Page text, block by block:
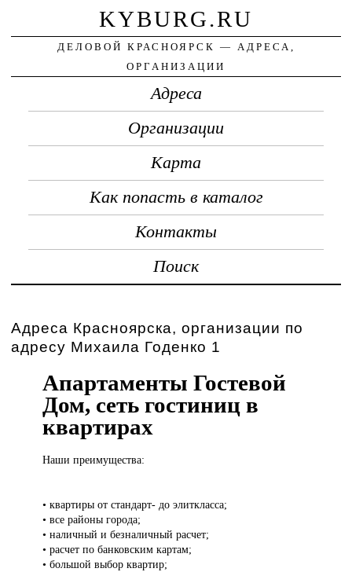
KYBURG.RU
ДЕЛОВОЙ КРАСНОЯРСК — АДРЕСА,
ОРГАНИЗАЦИИ
Адреса
Организации
Карта
Как попасть в каталог
Контакты
Поиск
Адреса Красноярска, организации по
адресу Михаила Годенко 1
Апартаменты Гостевой
Дом, сеть гостиниц в
квартирах
Наши преимущества:
• квартиры от стандарт- до элиткласса;
• все районы города;
• наличный и безналичный расчет;
• расчет по банковским картам;
• большой выбор квартир;